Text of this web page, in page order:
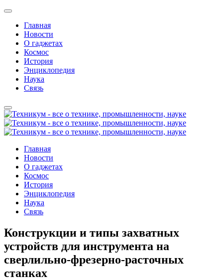
Главная
Новости
О гаджетах
Космос
История
Энциклопедия
Наука
Связь
Главная
Новости
О гаджетах
Космос
История
Энциклопедия
Наука
Связь
Конструкции и типы захватных
устройств для инструмента на
сверлильно-фрезерно-расточных
станках